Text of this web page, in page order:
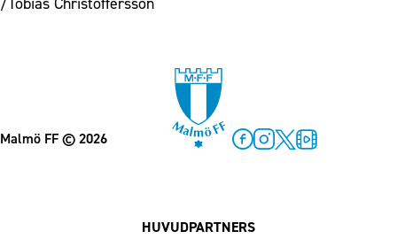
Malmö FF© 2026
HUVUDPARTNERS